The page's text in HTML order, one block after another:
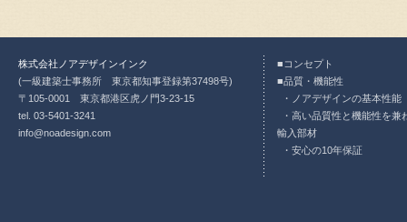
株式会社ノアデザインインク
(一級建築士事務所 東京都知事登録第37498号)
〒105-0001 東京都港区虎ノ門3-23-15
tel. 03-5401-3241
info@noadesign.com
コンセプト
品質・機能性
ノアデザインの基本性能
高い品質性と機能性を兼
輸入部材
安心の10年保証